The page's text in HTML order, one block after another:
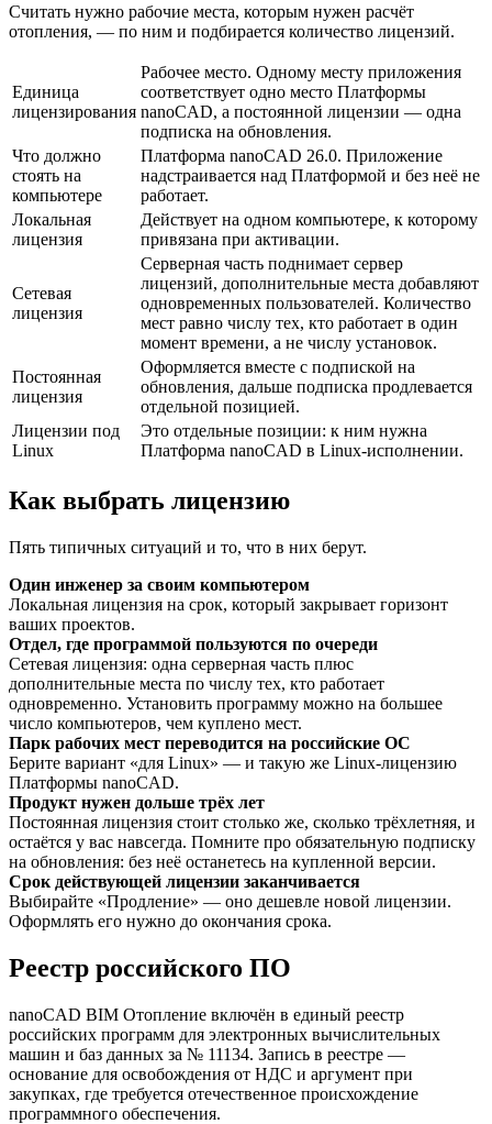
Считать нужно рабочие места, которым нужен расчёт
отопления, — по ним и подбирается количество лицензий.
Единица
лицензирования
Рабочее место. Одному месту приложения
соответствует одно место Платформы
nanoCAD, а постоянной лицензии — одна
подписка на обновления.
Что должно
стоять на
компьютере
Платформа nanoCAD 26.0. Приложение
надстраивается над Платформой и без неё не
работает.
Локальная
лицензия
Действует на одном компьютере, к которому
привязана при активации.
Сетевая
лицензия
Серверная часть поднимает сервер
лицензий, дополнительные места добавляют
одновременных пользователей. Количество
мест равно числу тех, кто работает в один
момент времени, а не числу установок.
Постоянная
лицензия
Оформляется вместе с подпиской на
обновления, дальше подписка продлевается
отдельной позицией.
Лицензии под
Linux
Это отдельные позиции: к ним нужна
Платформа nanoCAD в Linux-исполнении.
Как выбрать лицензию
Пять типичных ситуаций и то, что в них берут.
Один инженер за своим компьютером
Локальная лицензия на срок, который закрывает горизонт
ваших проектов.
Отдел, где программой пользуются по очереди
Сетевая лицензия: одна серверная часть плюс
дополнительные места по числу тех, кто работает
одновременно. Установить программу можно на большее
число компьютеров, чем куплено мест.
Парк рабочих мест переводится на российские ОС
Берите вариант «для Linux» — и такую же Linux-лицензию
Платформы nanoCAD.
Продукт нужен дольше трёх лет
Постоянная лицензия стоит столько же, сколько трёхлетняя, и
остаётся у вас навсегда. Помните про обязательную подписку
на обновления: без неё останетесь на купленной версии.
Срок действующей лицензии заканчивается
Выбирайте «Продление» — оно дешевле новой лицензии.
Оформлять его нужно до окончания срока.
Реестр российского ПО
nanoCAD BIM Отопление включён в единый реестр
российских программ для электронных вычислительных
машин и баз данных за № 11134. Запись в реестре —
основание для освобождения от НДС и аргумент при
закупках, где требуется отечественное происхождение
программного обеспечения.